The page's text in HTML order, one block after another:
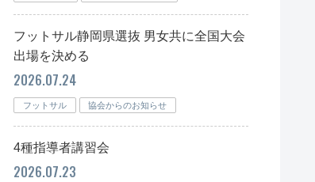
フットサル静岡県選抜 男女共に全国大会
出場を決める
2026.07.24
フットサル 協会からのお知らせ
4種指導者講習会
2026.07.23